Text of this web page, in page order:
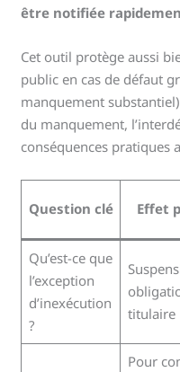
être notifiée
Cet outil protège aussi
public en cas de défaut
manquement
du manquement,
conséquences pratiques
Question clé Effet
Qu’est-ce que
l’exception
d’inexécution
?
titulaire
Pour